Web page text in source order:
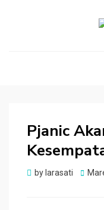
Pjanic
bylarasati